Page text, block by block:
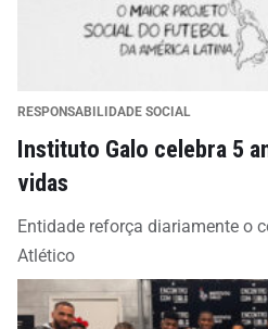
RESPONSABILIDADE SOCIAL
Instituto Galo celebra 5
vidas
Entidade reforça diariamente o
Atlético